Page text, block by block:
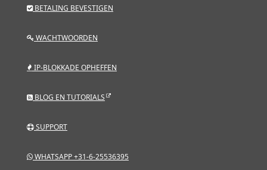
BETALING BEVESTIGEN
WACHTWOORDEN
IP-BLOKKADE OPHEFFEN
BLOG EN TUTORIALS
SUPPORT
WHATSAPP +31-6-25536395